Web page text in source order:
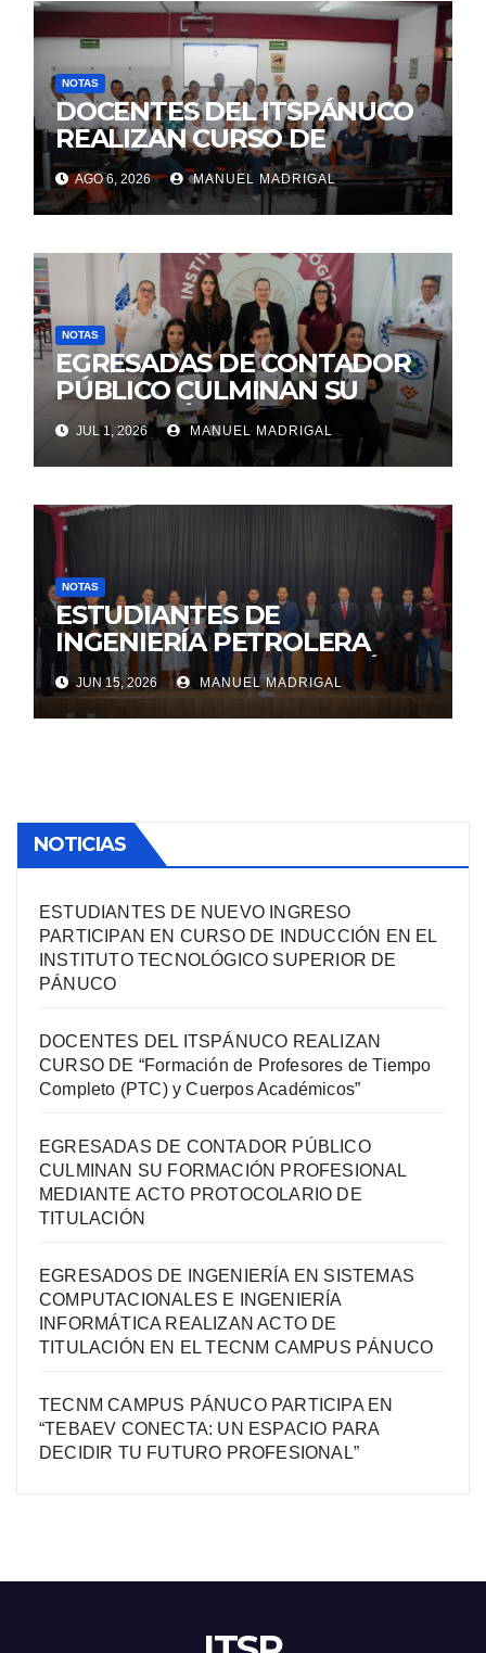
NOTAS
DOCENTES DEL ITSPÁNUCO
REALIZAN CURSO DE
“Formación de Profesores de
Tiempo Completo (PTC) y
Cuerpos Académicos”
AGO 6, 2026 MANUEL MADRIGAL
NOTAS
EGRESADAS DE CONTADOR
PÚBLICO CULMINAN SU
FORMACIÓN PROFESIONAL
MEDIANTE ACTO
PROTOCOLARIO DE
TITULACIÓN
JUL 1, 2026 MANUEL MADRIGAL
NOTAS
ESTUDIANTES DE
INGENIERÍA PETROLERA
FINALIZAN SU FORMACIÓN
PROFESIONAL EN EL TECNM
CAMPUS PÁNUCO
JUN 15, 2026 MANUEL MADRIGAL
NOTICIAS
ESTUDIANTES DE NUEVO INGRESO
PARTICIPAN EN CURSO DE INDUCCIÓN EN EL
INSTITUTO TECNOLÓGICO SUPERIOR DE
PÁNUCO
DOCENTES DEL ITSPÁNUCO REALIZAN
CURSO DE “Formación de Profesores de Tiempo
Completo (PTC) y Cuerpos Académicos”
EGRESADAS DE CONTADOR PÚBLICO
CULMINAN SU FORMACIÓN PROFESIONAL
MEDIANTE ACTO PROTOCOLARIO DE
TITULACIÓN
EGRESADOS DE INGENIERÍA EN SISTEMAS
COMPUTACIONALES E INGENIERÍA
INFORMÁTICA REALIZAN ACTO DE
TITULACIÓN EN EL TECNM CAMPUS PÁNUCO
TECNM CAMPUS PÁNUCO PARTICIPA EN
“TEBAEV CONECTA: UN ESPACIO PARA
DECIDIR TU FUTURO PROFESIONAL”